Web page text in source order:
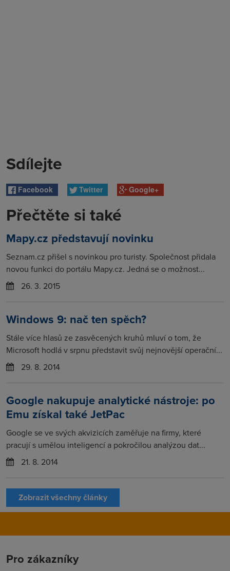
Sdílejte
Facebook Twitter Google+
Přečtěte si také
Mapy.cz představují novinku
Seznam.cz přišel s novinkou pro turisty. Společnost přidala
novou funkci do portálu Mapy.cz. Jedná se o možnost...
26. 3. 2015
Windows 9: nač ten spěch?
Stále více hlasů ze zasvěcených kruhů mluví o tom, že
Microsoft hodlá v srpnu představit svůj nejnovější operační...
29. 8. 2014
Google nakupuje analytické nástroje: po
Emu získal také JetPac
Google se ve svých akvizicích zaměřuje na firmy, které
pracují s umělou inteligencí a pokročilou analýzou dat...
21. 8. 2014
Zobrazit všechny články
Pro zákazníky